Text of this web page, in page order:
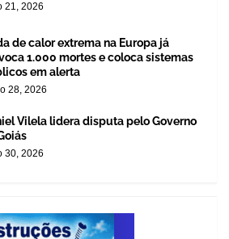
21, 2026
de calor extrema na Europa já
1.000 mortes e coloca sistemas
em alerta
28, 2026
Vilela lidera disputa pelo Governo
30, 2026